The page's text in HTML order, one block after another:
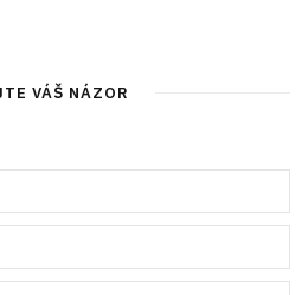
VÁŠ NÁZOR